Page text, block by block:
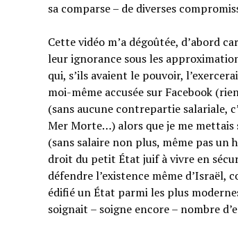
sa comparse – de diverses
Cette vidéo m’a dégoûtée, d’abord
leur ignorance sous les
qui, s’ils avaient le pouvoir,
moi-même accusée sur Facebook
(sans aucune contrepartie salariale,
Mer Morte…) alors que je me mettais
(sans salaire non plus, même pas
droit du petit État juif à vivre en
défendre l’existence même d’Israël,
édifié un État parmi les plus
soignait – soigne encore – nombre